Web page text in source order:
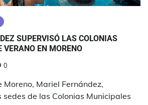
SUPERVISÓ LAS COLONIAS
VERANO EN MORENO
0
Mariel Fernández,
de las Colonias Municipales